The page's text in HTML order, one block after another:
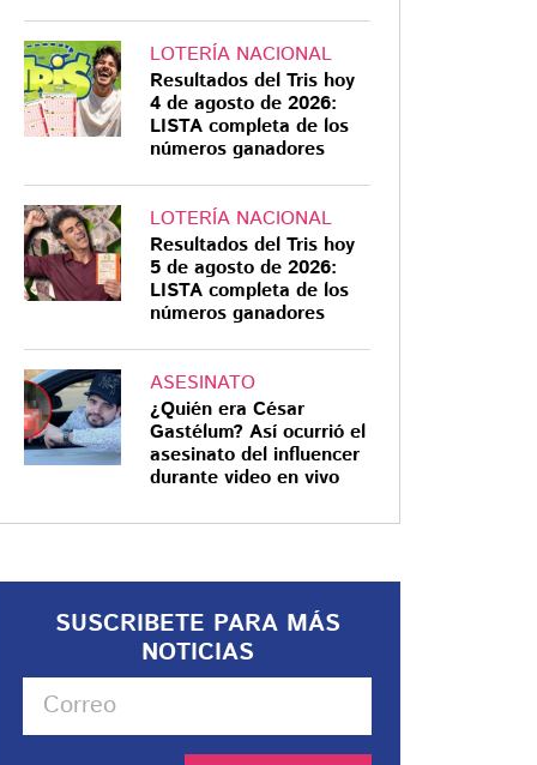
LOTERÍA NACIONAL
Resultados del Tris hoy
4 de agosto de 2026:
LISTA completa de los
números ganadores
LOTERÍA NACIONAL
Resultados del Tris hoy
5 de agosto de 2026:
LISTA completa de los
números ganadores
ASESINATO
¿Quién era César
Gastélum? Así ocurrió el
asesinato del influencer
durante video en vivo
SUSCRIBETE PARA MÁS
NOTICIAS